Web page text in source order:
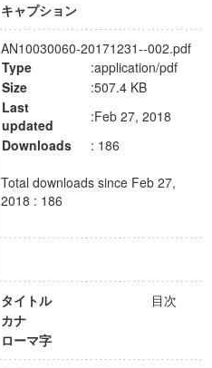
キャプション
AN10030060-20171231--002.pdf
Type
:application/pdf
Size
:507.4 KB
Last
updated
:Feb 27, 2018
Downloads
: 186
Total downloads since Feb 27,
2018 : 186
タイトル
目次
カナ
ローマ字